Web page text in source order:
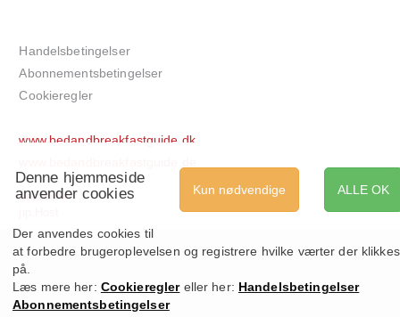
Handelsbetingelser
Abonnementsbetingelser
Cookieregler
www.bedandbreakfastguide.dk
net-bb.dk
ALLE OK
Kun nødvendige
Denne hjemmeside
anvender cookies
Der anvendes cookies til
at forbedre brugeroplevelsen og registrere hvilke værter der klikkes
på.
Læs mere her: Cookiereglereller her: Handelsbetingelser
Abonnementsbetingelser